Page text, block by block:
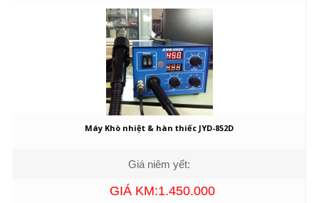
Máy Khò nhiệt & hàn thiếc JYD-852D
Giá niêm yết:
GIÁ KM:1.450.000